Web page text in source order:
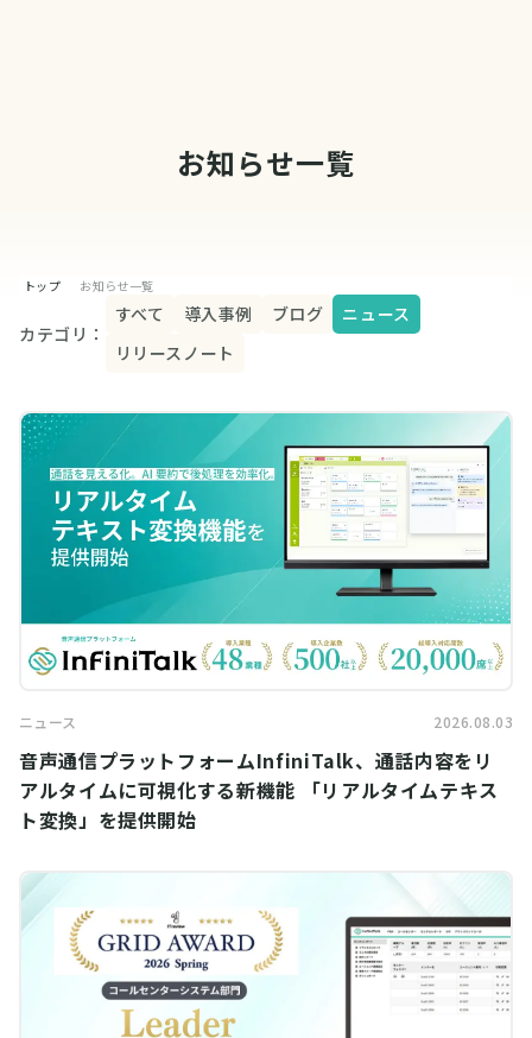
お知らせ一覧
トップ お知らせ一覧
カテゴリ：
すべて 導入事例 ブログ
ニュース
リリースノート
ニュース 2026.08.03
音声通信プラットフォームInfiniTalk、通話内容をリ
アルタイムに可視化する新機能 「リアルタイムテキス
ト変換」を提供開始